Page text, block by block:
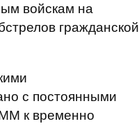
войскам на
гражданской
с постоянными
к временно